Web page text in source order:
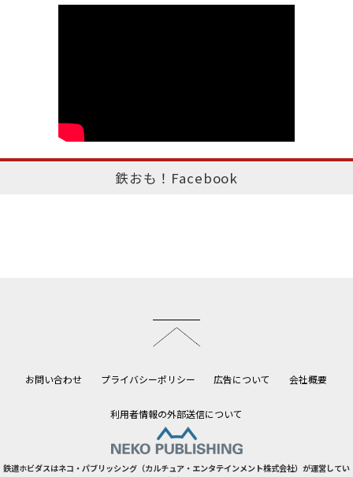
鉄おも！Facebook
お問い合わせ プライバシーポリシー 広告について 会社概要
利用者情報の外部送信について
鉄道ホビダスはネコ・パブリッシング（カルチュア・エンタテインメント株式会社）が運営してい